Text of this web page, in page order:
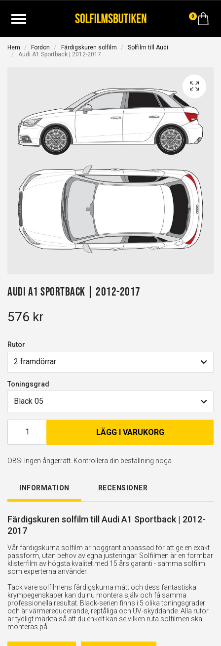
0
Hem Fordon Färdigskuren solfilm
Solfilm till Audi
Audi A1 Sportback | 2012-2017
Audi A1 Sportback | 2012-2017
576 kr
Rutor
2 framdörrar
Toningsgrad
Black 05
LÄGG I VARUKORG
OBS! Ingen ångerrätt. Kontrollera din beställning noga.
INFORMATION RECENSIONER
Färdigskuren solfilm till Audi A1 Sportback | 2012-
2017
Vår färdigskurna solfilm är noggrant anpassad för att ge en exakt
passform, utan behov av egna justeringar. Solfilmen är en formbar
klisterfilm av högsta kvalitet med 15 års garanti - samma solfilm
som experterna använder.
Tack vare solfilmens färdigskurna mått och dess fantastiska
krympegenskaper kan du nu montera själv och få samma
professionella resultat. Black-serien finns i 5 olika toningsgrader
och är värmereducerande, reptåliga och UV-skyddande. Alla rutor
är tydligt märkta så att du enkelt kan se vilken ruta solfilmen ska
monteras på.